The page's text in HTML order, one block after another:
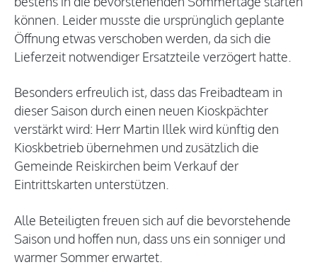
können. Leider musste die ursprünglich geplante
Öffnung etwas verschoben werden, da sich die
Lieferzeit notwendiger Ersatzteile verzögert hatte.
Besonders erfreulich ist, dass das Freibadteam in
dieser Saison durch einen neuen Kioskpächter
verstärkt wird: Herr Martin Illek wird künftig den
Kioskbetrieb übernehmen und zusätzlich die
Gemeinde Reiskirchen beim Verkauf der
Eintrittskarten unterstützen.
Alle Beteiligten freuen sich auf die bevorstehende
Saison und hoffen nun, dass uns ein sonniger und
warmer Sommer erwartet.